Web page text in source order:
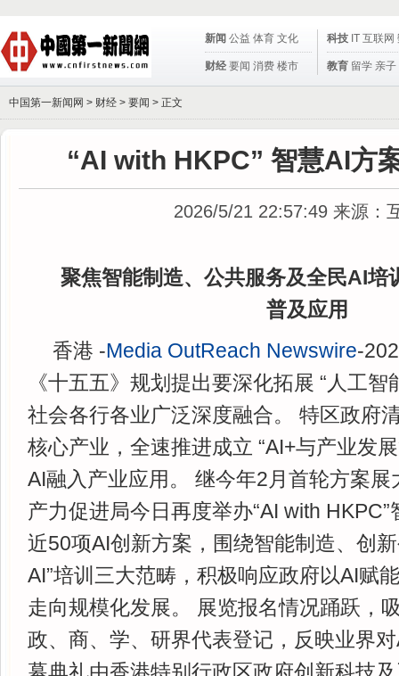
新闻 公益 体育 文化
财经 要闻 消费 楼市
科技 IT 互联网
教育 留学 亲子
中国第一新闻网 > 财经 > 要闻 > 正文
“AI with HKPC” 智慧AI方
2026/5/21 22:57:49 来源：
聚焦智能制造、公共服务及全民AI培
普及应用
香港 -Media OutReach Newswire-
《十五五》规划提出要深化拓展 “人工智
社会各行各业广泛深度融合。 特区政府
核心产业，全速推进成立 “AI+与产业发
AI融入产业应用。 继今年2月首轮方案
产力促进局今日再度举办“AI with
近50项AI创新方案，围绕智能制造、创
AI”培训三大范畴，积极响应政府以AI赋
走向规模化发展。 展览报名情况踊跃，
政、商、学、研界代表登记，反映业界